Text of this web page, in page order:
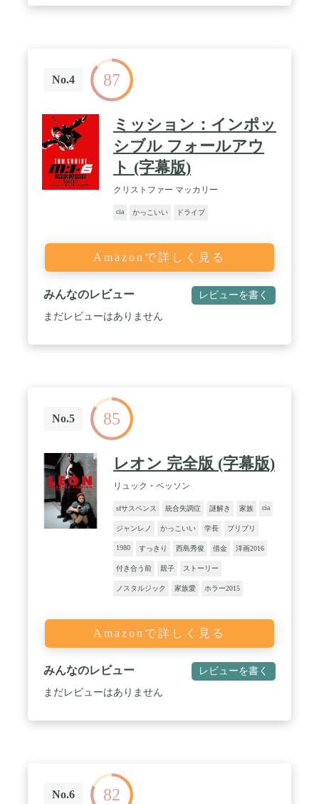
No.4 87
ミッション：インポッ
シブル フォールアウ
ト (字幕版)
クリストファー マッカリー
cia かっこいい ドライブ
Amazonで詳しく見る
みんなのレビュー レビューを書く
まだレビューはありません
No.5 85
レオン 完全版 (字幕版)
リュック・ベッソン
sfサスペンス 統合失調症 謎解き 家族 cia
ジャンレノ かっこいい 学長 ブリブリ
1980 すっきり 西島秀俊 借金 洋画2016
付き合う前 親子 ストーリー
ノスタルジック 家族愛 ホラー2015
Amazonで詳しく見る
みんなのレビュー レビューを書く
まだレビューはありません
No.6 82